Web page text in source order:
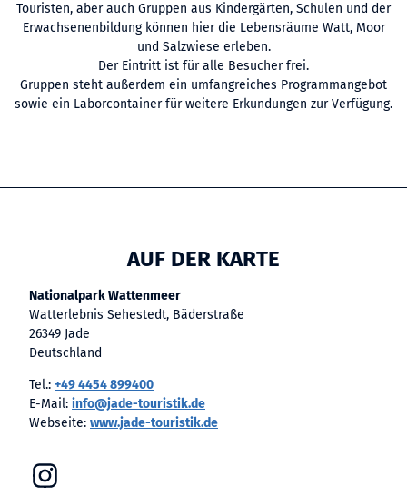
Touristen, aber auch Gruppen aus Kindergärten, Schulen und der
Erwachsenenbildung können hier die Lebensräume Watt, Moor
und Salzwiese erleben.
Der Eintritt ist für alle Besucher frei.
Gruppen steht außerdem ein umfangreiches Programmangebot
sowie ein Laborcontainer für weitere Erkundungen zur Verfügung.
AUF DER KARTE
Nationalpark Wattenmeer
Watterlebnis Sehestedt, Bäderstraße
26349 Jade
Deutschland
Tel.: +49 4454 899400
E-Mail: info@jade-touristik.de
Webseite: www.jade-touristik.de
I